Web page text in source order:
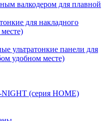
валкодером для плавной
для накладного
ультратонкие панели для
удобном месте)
(серия HOME)